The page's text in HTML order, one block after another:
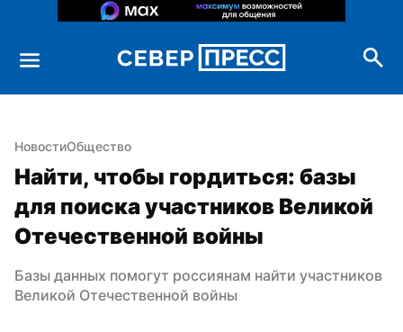
НовостиОбщество
Найти, чтобы гордиться: базы
для поиска участников Великой
Отечественной войны
Базы данных помогут россиянам найти участников
Великой Отечественной войны